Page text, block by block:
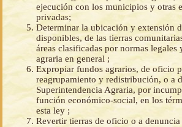
ejecución con los municipios y otras
privadas;
Determinar la ubicación y extensión
disponibles, de las tierras
áreas clasificadas por normas legales
agraria en general ;
Expropiar fundos agrarios, de oficio
reagrupamiento y redistribución, o a
Superintendencia Agraria, por
función económico-social, en los
esta ley ;
Revertir tierras de oficio o a denuncia